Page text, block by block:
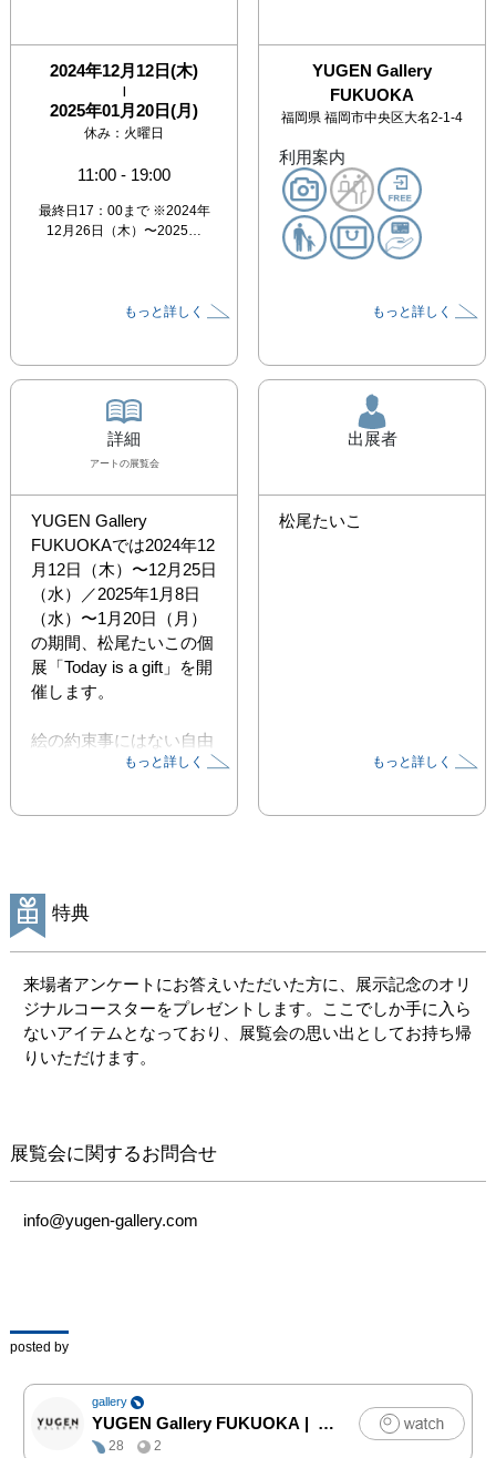
2024年12月12日(木)
|
2025年01月20日(月)
休み： 火曜日
11:00 - 19:00
最終日17：00まで ※2024年
12月26日（木）〜2025…
もっと詳しく
YUGEN Gallery
FUKUOKA
福岡県 福岡市中央区大名2-1-4
利用案内
もっと詳しく
詳細
アート の展覧会
YUGEN Gallery
FUKUOKAでは2024年12
月12日（木）〜12月25日
（水）／2025年1月8日
（水）〜1月20日（月）
の期間、松尾たいこの個
展「Today is a gift」を開
催します。
絵の約束事にはない自由
な色遣いで描いた風景
囲気を漂わせる女の子と
スト、松尾たいこの個
展。
本展では「美しい色の層
を重ねて世界を愛で満た
す」アクリルガッシュ作
品、ジークレー作品約20
であり、ひとりではな
い」という希望。
松尾たいこは、広島県出
庫）、『日本の古典を読
など300冊以上の書籍の
装画を手がけ、小説家の
江國香織や角田光代らと
もっと詳しく
出展者
松尾たいこ
もっと詳しく
特典
来場者アンケートにお答えいただいた方に、展示記念のオリ
ジナルコースターをプレゼントします。ここでしか手に入ら
ないアイテムとなっており、展覧会の思い出としてお持ち帰
りいただけます。
展覧会に関するお問合せ
info@yugen-gallery.com
posted by
gallery
YUGEN Gallery FUKUOKA |
アート
28
2